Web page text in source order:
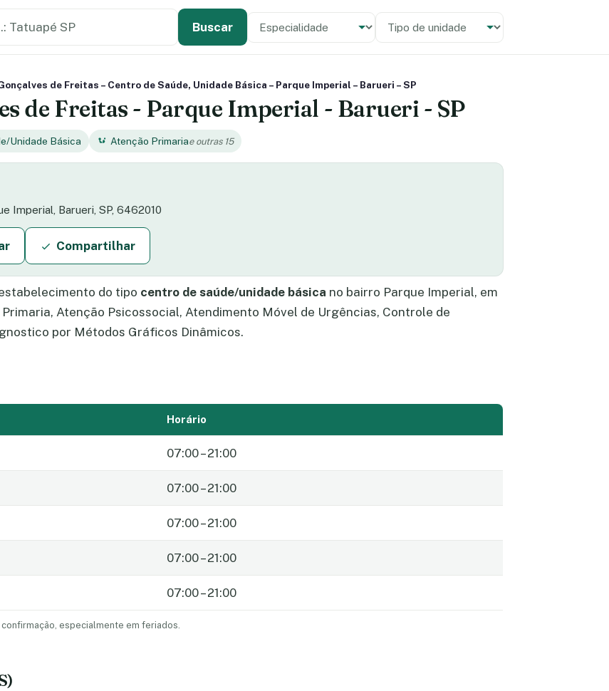
Buscar Especialidade
Tipo de unidade
de Freitas – Centro de Saúde, Unidade Básica – Parque Imperial – Barueri – SP
de Freitas - Parque Imperial - Barueri - SP
Unidade Básica Atenção Primariae outras 15
Imperial, Barueri, SP, 6462010
Compartilhar
do tipo centro de saúde/unidade básica no bairro Parque Imperial, em
Atenção Psicossocial, Atendimento Móvel de Urgências, Controle de
por Métodos Gráficos Dinâmicos.
Horário
07:00 – 21:00
07:00 – 21:00
07:00 – 21:00
07:00 – 21:00
07:00 – 21:00
especialmente em feriados.